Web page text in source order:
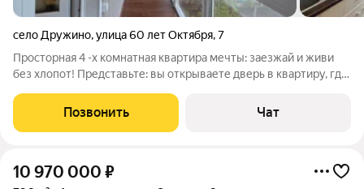
село Дружино,улица 60 лет Октября,7
Просторная 4 -х комнатная квартира мечты: заезжай и живи
без хлопот! Представьте: вы открываете дверь в квартиру, где
планировка здесь уже есть всё для комфортной жизни! Что
вас ждёт: свежий
Позвонить Чат
10 970 000 ₽